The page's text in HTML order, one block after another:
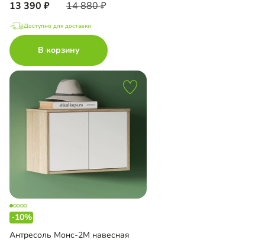
13 390 14 880
Доступно для доставки
В корзину
-10%
Антресоль Монс-2М навесная